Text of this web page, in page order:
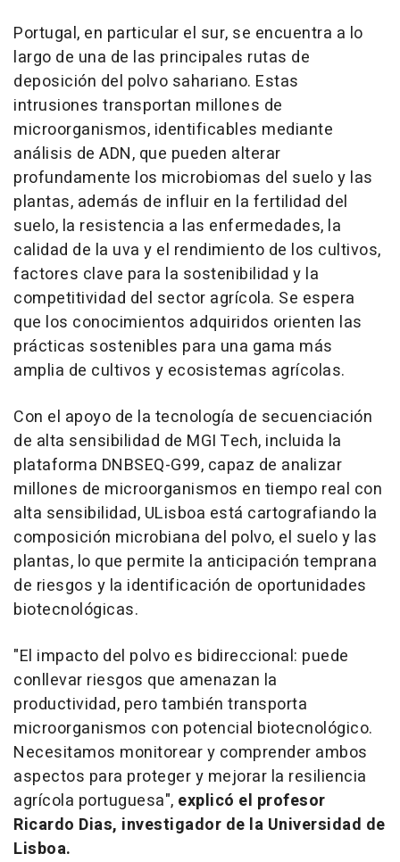
Portugal, en particular el sur, se encuentra a lo
largo de una de las principales rutas de
deposición del polvo sahariano. Estas
intrusiones transportan millones de
microorganismos, identificables mediante
análisis de ADN, que pueden alterar
profundamente los microbiomas del suelo y las
plantas, además de influir en la fertilidad del
suelo, la resistencia a las enfermedades, la
calidad de la uva y el rendimiento de los cultivos,
factores clave para la sostenibilidad y la
competitividad del sector agrícola. Se espera
que los conocimientos adquiridos orienten las
prácticas sostenibles para una gama más
amplia de cultivos y ecosistemas agrícolas.
Con el apoyo de la tecnología de secuenciación
de alta sensibilidad de MGI Tech, incluida la
plataforma DNBSEQ-G99, capaz de analizar
millones de microorganismos en tiempo real con
alta sensibilidad, ULisboa está cartografiando la
composición microbiana del polvo, el suelo y las
plantas, lo que permite la anticipación temprana
de riesgos y la identificación de oportunidades
biotecnológicas.
"El impacto del polvo es bidireccional: puede
conllevar riesgos que amenazan la
productividad, pero también transporta
microorganismos con potencial biotecnológico.
Necesitamos monitorear y comprender ambos
aspectos para proteger y mejorar la resiliencia
agrícola portuguesa", explicó el profesor
Ricardo Dias, investigador de la Universidad de
Lisboa.